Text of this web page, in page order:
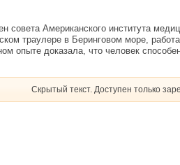
совета Американского института
траулере в Беринговом море,
опыте доказала, что человек
Скрытый текст. Доступен только